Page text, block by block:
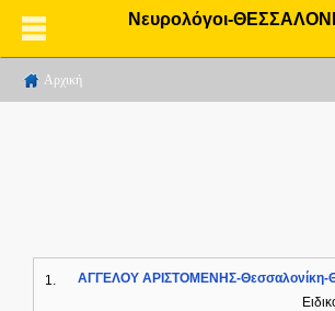
Νευρολόγοι-
Αρχική
1.
ΑΓΓΕΛΟΥ ΑΡΙΣΤΟΜΕΝΗΣ-